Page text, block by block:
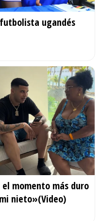
ugandés
momento más duro
nieto»(Video)